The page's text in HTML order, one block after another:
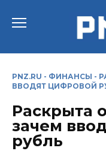
PNZ.RU - ФИНАНСЫ -
ВВОДЯТ ЦИФРОВОЙ
Раскрыта
зачем
рубль